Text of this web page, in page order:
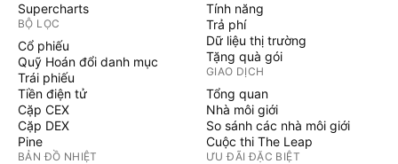
Supercharts
BỘ LỌC
Cổ phiếu
Quỹ Hoán đổi danh mục
Trái phiếu
Tiền điện tử
Cặp CEX
Cặp DEX
Pine
BẢN ĐỒ NHIỆT
Tính năng
Trả phí
Dữ liệu thị trường
Tặng quà gói
GIAO DỊCH
Tổng quan
Nhà môi giới
So sánh các nhà môi giới
Cuộc thi The Leap
ƯU ĐÃI ĐẶC BIỆT